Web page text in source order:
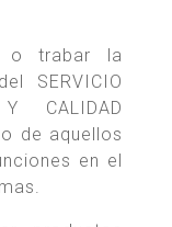
o trabar la
SERVICIO
CALIDAD
o de aquellos
en el